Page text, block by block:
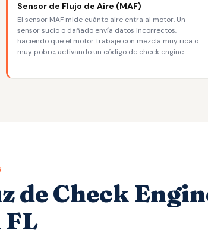
Sensor de Flujo de Aire (MAF)
El sensor MAF mide cuánto aire entra al motor. Un
sensor sucio o dañado envía datos incorrectos,
haciendo que el motor trabaje con mezcla muy rica o
muy pobre, activando un código de check engine.
de Check
FL